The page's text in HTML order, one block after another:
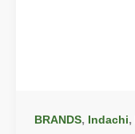
BRANDS, Indachi,